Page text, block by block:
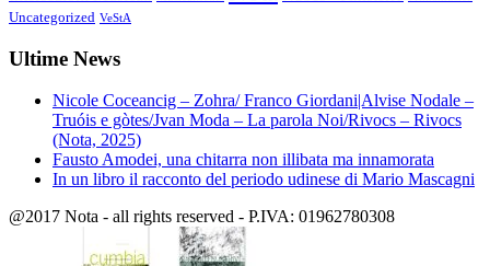
Uncategorized VeStA
Ultime News
Nicole Coceancig – Zohra/ Franco Giordani|Alvise Nodale –
Truóis e gòtes/Jvan Moda – La parola Noi/Rivocs – Rivocs
(Nota, 2025)
Fausto Amodei, una chitarra non illibata ma innamorata
In un libro il racconto del periodo udinese di Mario Mascagni
@2017 Nota - all rights reserved - P.IVA: 01962780308